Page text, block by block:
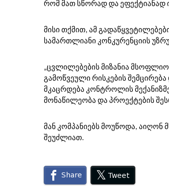
რომ მათ სწორად და ეფექტიანად
მისი თქმით, ამ
სამართლიანი კონკურენციის
„ცვლილებების მიზანია
გამოწვეული რისკების
მკაცრდება კონტროლის
მონაწილეობა და პროექტების
მან კომპანიებს მოუწოდა,
შეუძლიათ.
Share Tweet